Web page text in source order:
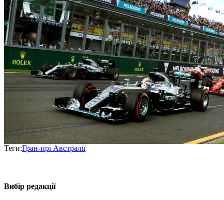
Теги:Гран-прі Австралії
Вибір редакції